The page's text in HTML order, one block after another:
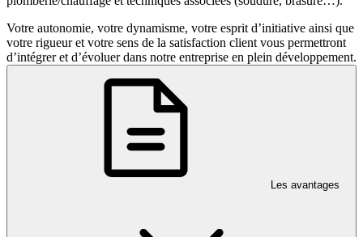
Votre autonomie, votre dynamisme, votre esprit d’initiative ainsi que
votre rigueur et votre sens de la satisfaction client vous permettront
d’intégrer et d’évoluer dans notre entreprise en plein développement.
Les avantages